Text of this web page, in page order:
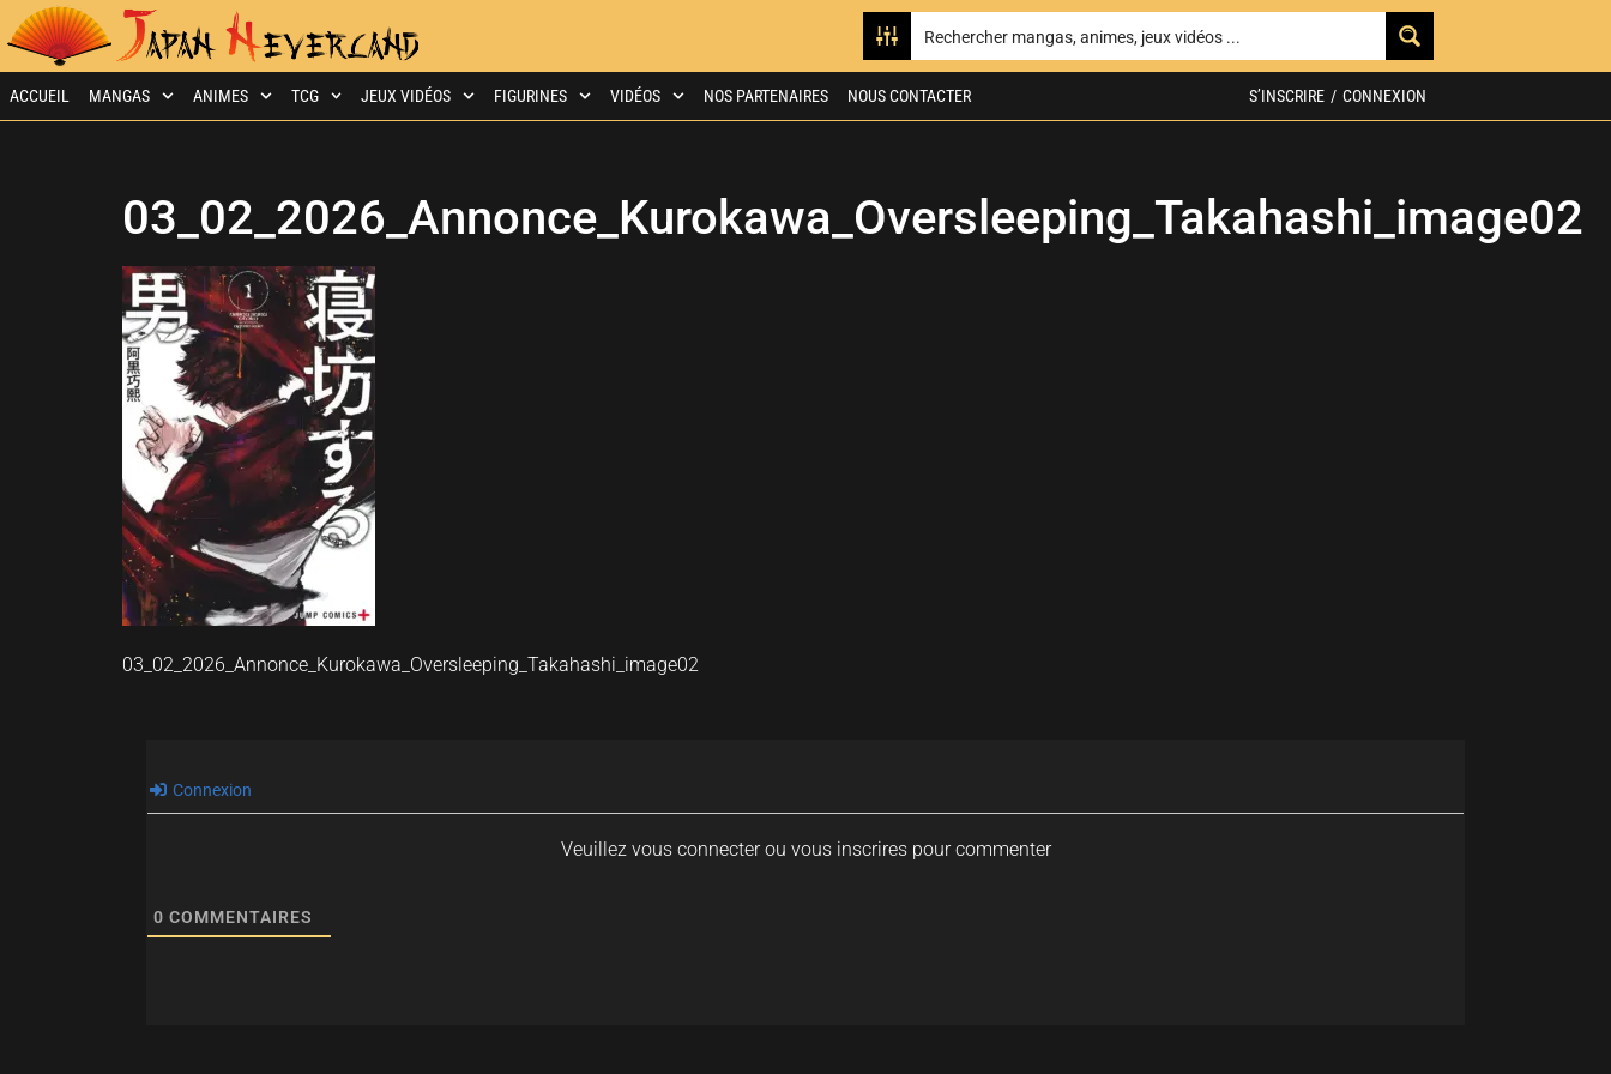
ACCUEIL MANGAS ANIMES TCG JEUX VIDÉOS FIGURINES VIDÉOS NOS PARTENAIRES NOUS CONTACTER S’INSCRIRE / CONNEXION
03_02_2026_Annonce_Kurokawa_Oversleeping_Takahashi_image02
03_02_2026_Annonce_Kurokawa_Oversleeping_Takahashi_image02
Connexion
Veuillez vous connecter ou vous inscrires pour commenter
0 COMMENTAIRES